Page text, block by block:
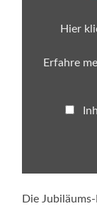
Hier
Erfahre
Die